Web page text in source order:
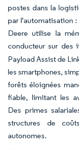
postes dans la
par l'automatisation
Deere utilise la
conducteur sur des
Payload Assist de
les smartphones,
forêts éloignées
fiable, limitant les
Des primes
structures de
autonomes.